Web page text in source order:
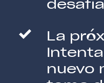
La
nuevo